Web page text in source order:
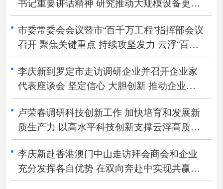
和消费品以旧换新 卢荣春主持会议
市委常委会会议暨市“百千万工程”指挥部会议
召开 聚焦关键重点 持续攻坚发力 云浮“百千
万工程”努力走在全省前列 卢荣春主持会议并
讲话
李庆新到罗定市走访调研企业并召开企业家
代表座谈会 坚定信心 大胆创新 推动企业发
展实现更大突破
卢荣春调研科技创新工作 加快培育和发展新
质生产力 以高水平科技创新支撑云浮高质量
发展
李庆新赴香港澳门中山走访拜会商会和企业
充分发挥各自优势 在双向奔赴中实现共赢发
展